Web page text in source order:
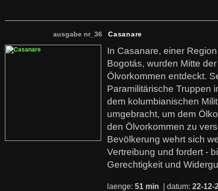
ausgabe nr_36 Casanare
In Casanare, einer
Bogotás, wurden Mitte
Ölvorkommen entdeckt.
Paramilitärische Truppen
dem kolumbianischen
umgebracht, um dem
den Ölvorkommen zu
Bevölkerung wehrt sich
Vertreibung und fordert -
Gerechtigkeit und
laenge: 51 min | datum: 22-12-